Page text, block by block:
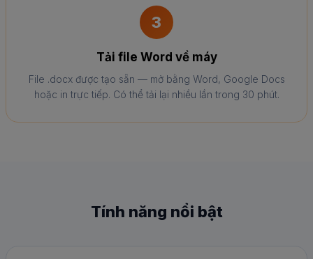
3
Tải file Word về máy
File .docx được tạo sẵn — mở bằng Word, Google Docs
hoặc in trực tiếp. Có thể tải lại nhiều lần trong 30 phút.
Tính năng nổi bật